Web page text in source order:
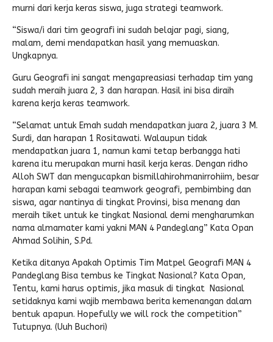
Pustaka Lajnah
Pustaka Islam
Cari Hadits
murni dari kerja keras siswa, juga strategi teamwork.
“Siswa/i dari tim geografi ini sudah belajar pagi, siang,
malam, demi mendapatkan hasil yang memuaskan.
Ungkapnya.
Guru Geografi ini sangat mengapreasiasi terhadap tim yang
sudah meraih juara 2, 3 dan harapan. Hasil ini bisa diraih
karena kerja keras teamwork.
“Selamat untuk Emah sudah mendapatkan juara 2, juara 3 M.
Surdi, dan harapan 1 Rositawati. Walaupun tidak
mendapatkan juara 1, namun kami tetap berbangga hati
karena itu merupakan murni hasil kerja keras. Dengan ridho
Alloh SWT dan mengucapkan bismillahirohmanirrohiim, besar
harapan kami sebagai teamwork geografi, pembimbing dan
siswa, agar nantinya di tingkat Provinsi, bisa menang dan
meraih tiket untuk ke tingkat Nasional demi mengharumkan
nama almamater kami yakni MAN 4 Pandeglang” Kata Opan
Ahmad Solihin, S.Pd.
Ketika ditanya Apakah Optimis Tim Matpel Geografi MAN 4
Pandeglang Bisa tembus ke Tingkat Nasional? Kata Opan,
Tentu, kami harus optimis, jika masuk di tingkat Nasional
setidaknya kami wajib membawa berita kemenangan dalam
bentuk apapun. Hopefully we will rock the competition”
Tutupnya. (Uuh Buchori)